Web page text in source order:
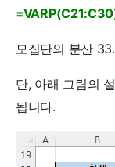
모집단의 분산
단, 아래 그림의
됩니다.